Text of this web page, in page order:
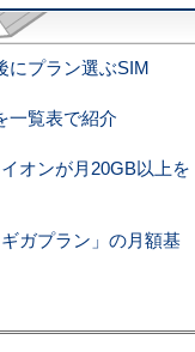
にプラン選ぶSIM
一覧表で紹介
オンが月20GB以上を
ガプラン」の月額基